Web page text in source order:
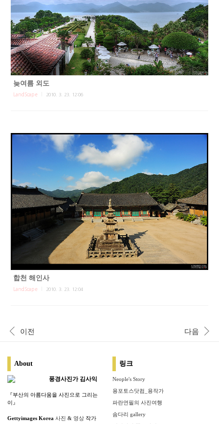
늦여름 외도
LandScape 2010. 3. 23. 12:06
합천 해인사
LandScape 2010. 3. 23. 12:04
이전 다음
About
풍경사진가 김사익
『부산의 아름다움을 사진으로 그리는
이』
Gettyimages Korea 사진 & 영상 작가
링크
Neople's Story
용포토스닷컴_용작가
파란연필의 사진여행
솜다리 gallery